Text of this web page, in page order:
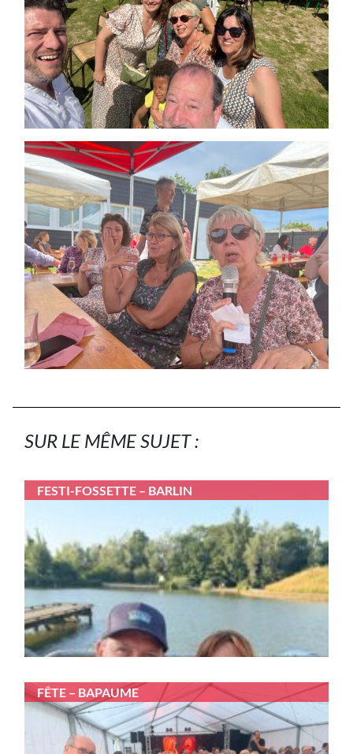
SUR LE MÊME SUJET :
FESTI-FOSSETTE – BARLIN
FÊTE – BAPAUME